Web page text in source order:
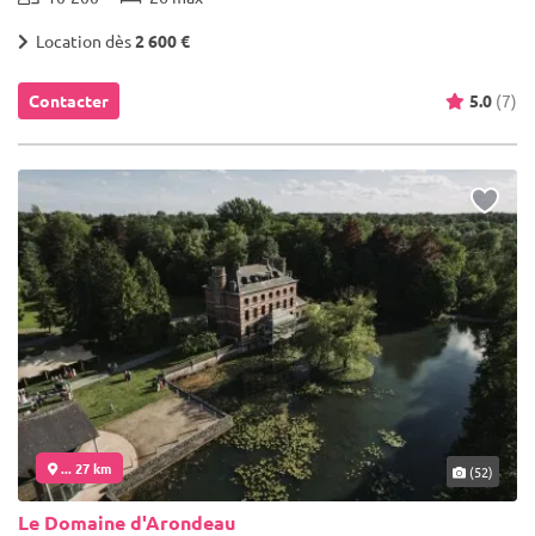
Location dès2 600 €
Contacter 5.0 (7)
... 27 km (52)
Le Domaine d'Arondeau